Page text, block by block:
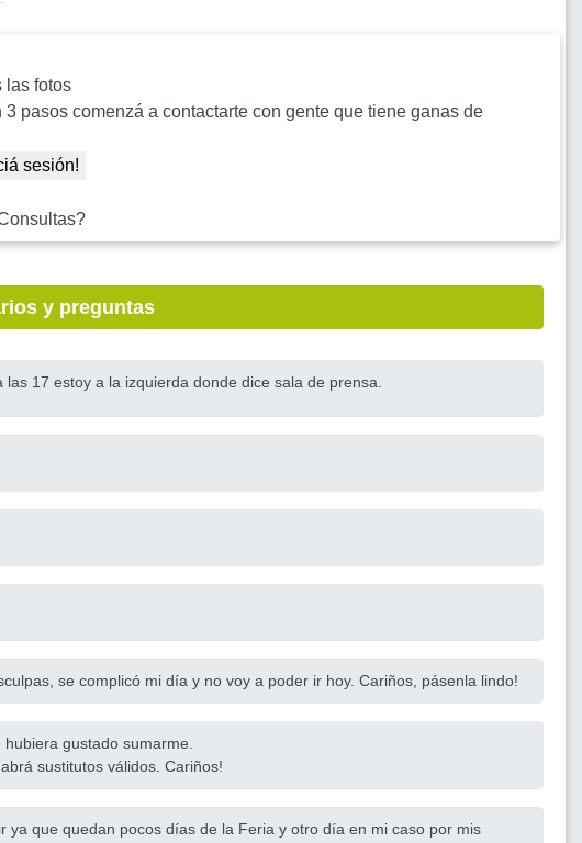
las fotos
pasos comenzá a contactarte con gente que tiene ganas de
sesión!
y preguntas
17 estoy a la izquierda donde dice sala de prensa.
se complicó mi día y no voy a poder ir hoy. Cariños, pásenla lindo!
gustado sumarme.
sustitutos válidos. Cariños!
ya que quedan pocos días de la Feria y otro día en mi caso por mis